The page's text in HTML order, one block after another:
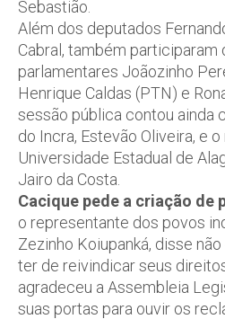
Sebastião.
Além dos deputados
Cabral, também participaram
parlamentares Joãozinho
Henrique Caldas (PTN) e
sessão pública contou ainda
do Incra, Estevão Oliveira, e
Universidade Estadual de
Jairo da Costa.
Cacique pede a criação de
o representante dos povos
Zezinho Koiupanká, disse
ter de reivindicar seus
agradeceu a Assembleia
suas portas para ouvir os